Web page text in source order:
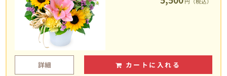
詳細 カートに入れる